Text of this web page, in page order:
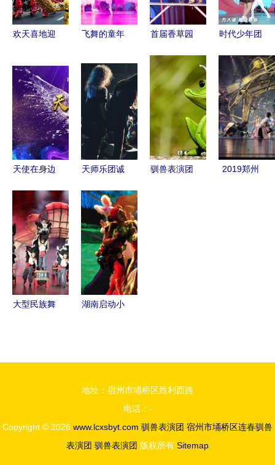
欢天喜地迎
表演团点亮
节日欢愉
飞舞的童年
江西省少儿
舞蹈精品展
演圆满落幕
首届香草园
欢节 门票
免费领，精
彩享不停
时代少年团
间 贺峻霖
女装长发
与“驯兽表
演团”引爆
全场
天使在身边
演团护士节
专场致敬最
美白衣战士
天师乐团诚
驯兽表演团
共赴非凡艺
术盛宴
驯兽表演团
2019郑州
大型民族舞
湖南启动小
兽表演
地址：宿州市埇桥区胜利西路
电话：-
Copyright © 2026 www.lcxsbyt.com 驯兽表演团 宿州市埇桥区连春驯兽
表演团 驯兽表演团 版权所有 Sitemap